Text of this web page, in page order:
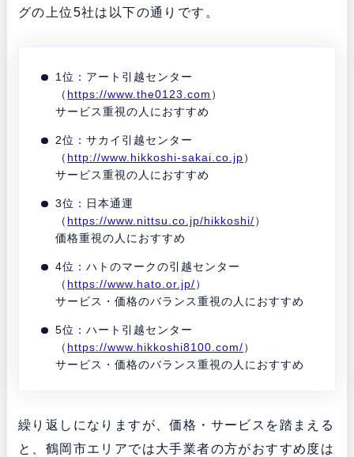
グの上位5社は以下の通りです。
1位：アート引越センター
（ https://www.the0123.com ）
サービス重視の人におすすめ
2位：サカイ引越センター
（ http://www.hikkoshi-sakai.co.jp）
サービス重視の人におすすめ
3位：日本通運
（ https://www.nittsu.co.jp/hikkoshi/）
価格重視の人におすすめ
4位：ハトのマークの引越センター
（ https://www.hato.or.jp/）
サービス・価格のバランス重視の人におすすめ
5位：ハート引越センター
（ https://www.hikkoshi8100.com/）
サービス・価格のバランス重視の人におすすめ
繰り返しになりますが、価格・サービスを踏まえる
と、鶴岡市エリアでは大手業者の方がおすすめ度は